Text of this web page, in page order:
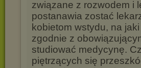
związane z rozwodem i
postanawia zostać
kobietom wstydu, na
zgodnie z
studiować medycynę.
piętrzących się